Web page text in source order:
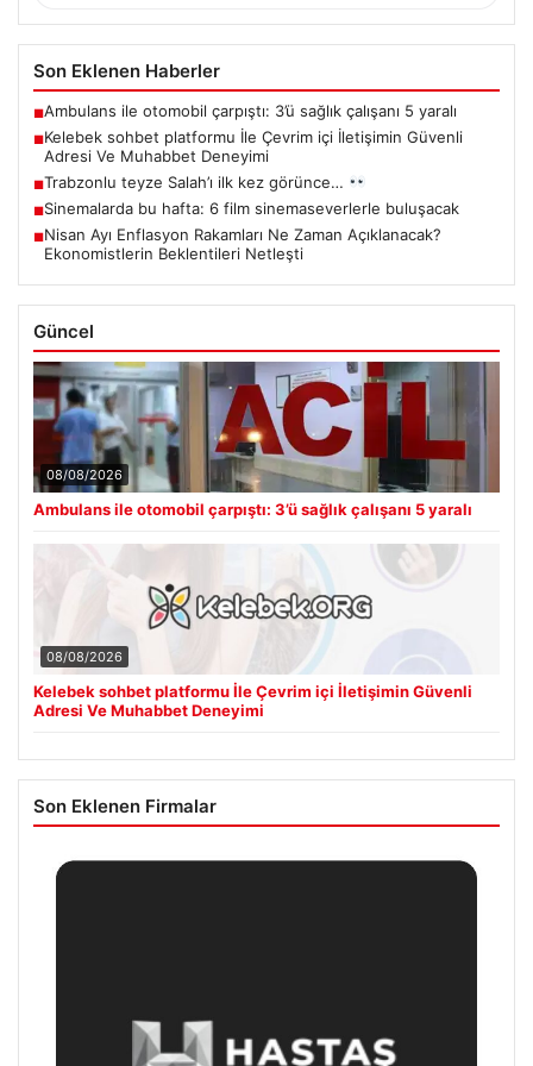
Son Eklenen Haberler
■Ambulans ile otomobil çarpıştı: 3’ü sağlık çalışanı 5 yaralı
■Kelebek sohbet platformu İle Çevrim içi İletişimin Güvenli
Adresi Ve Muhabbet Deneyimi
■Trabzonlu teyze Salah’ı ilk kez görünce…
■Sinemalarda bu hafta: 6 film sinemaseverlerle buluşacak
■Nisan Ayı Enflasyon Rakamları Ne Zaman Açıklanacak?
Ekonomistlerin Beklentileri Netleşti
Güncel
08/08/2026
Ambulans ile otomobil çarpıştı: 3’ü sağlık çalışanı 5 yaralı
08/08/2026
Kelebek sohbet platformu İle Çevrim içi İletişimin Güvenli
Adresi Ve Muhabbet Deneyimi
Son Eklenen Firmalar